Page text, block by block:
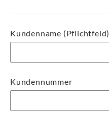
Kundenname (Pflichtfeld)
Kundennummer